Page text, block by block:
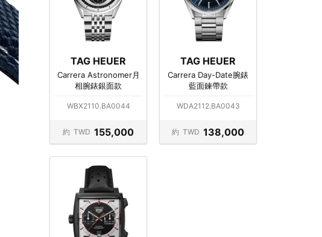
TAG HEUER
Carrera Astronomer月
相腕錶銀面款
WBX2110.BA0044
約 TWD 155,000
TAG HEUER
Carrera Day-Date腕錶
藍面鍊帶款
WDA2112.BA0043
約 TWD 138,000